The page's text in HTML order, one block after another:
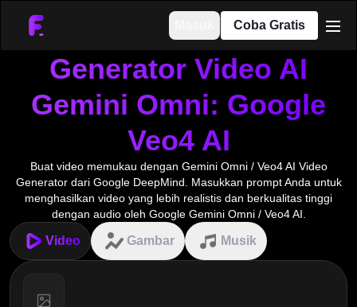
Coba Gratis
Generator Video AI
Gemini Omni: Google
Veo4 AI
Buat video memukau dengan Gemini Omni / Veo4 AI Video
Generator dari Google DeepMind. Masukkan prompt Anda untuk
menghasilkan video yang lebih realistis dan berkualitas tinggi
dengan audio oleh Google Gemini Omni / Veo4 AI.
Video Gambar Musik